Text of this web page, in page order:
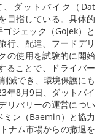
ダットバイク（Dat
目指している。具体的
ジェック（Gojek）と
行、配達、フードデリ
の使用を試験的に開始
ることで、ドライバー
減でき、環境保護にも
年8月9日、ダットバイ
リバリーの運営につい
ミン（Baemin）と協力
ナム市場からの撤退を